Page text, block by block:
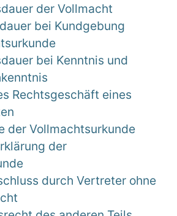
der Vollmacht
bei Kundgebung
bei Kenntnis und
Rechtsgeschäft eines
der Vollmachtsurkunde
der
durch Vertreter ohne